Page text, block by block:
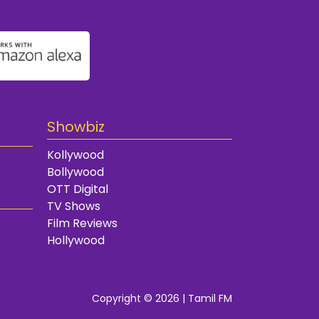
Showbiz
Kollywood
Bollywood
OTT Digital
TV Shows
Film Reviews
Hollywood
Copyright © 2026 | Tamil FM